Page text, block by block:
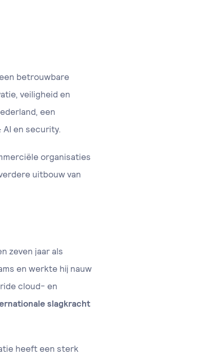
betrouwbare
veiligheid en
een
en security.
organisaties
uitbouw van
zeven jaar als
en werkte hij nauw
cloud- en
slagkracht
heeft een sterk